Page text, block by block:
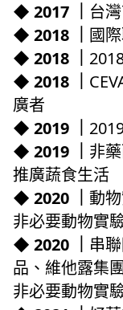
◆ 2017 ｜ 台
◆ 2018 ｜ 國
◆ 2018 ｜
◆ 2018 ｜
廣者
◆ 2019 ｜
◆ 2019 ｜ 非
推廣蔬食生活
◆ 2020 ｜ 動
非必要動物實
◆ 2020 ｜ 串
品、維他露集
非必要動物實